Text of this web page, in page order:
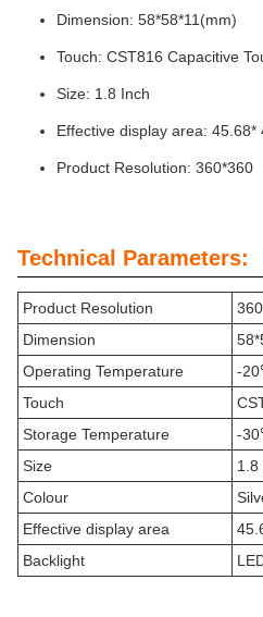
Dimension: 58*58*11(mm)
Touch: CST816 Capacitive
Size: 1.8 Inch
Effective display area: 45.68*
Product Resolution: 360*360
Technical Parameters:
Product Resolution
Dimension
Operating Temperature
-
Touch
Storage Temperature
-
Size
1.8
Colour
Effective display area
Backlight